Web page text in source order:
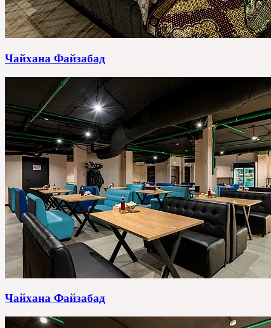
Чайхана Файзабад
Чайхана Файзабад